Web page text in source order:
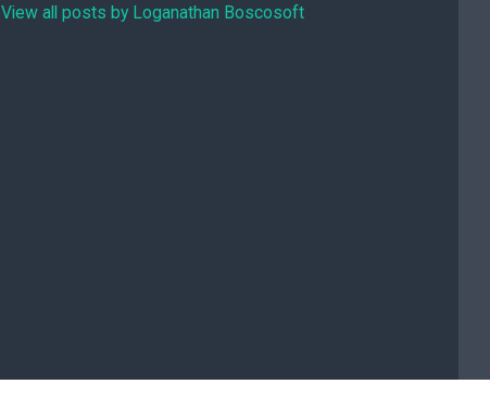
View all posts by Loganathan Boscosoft